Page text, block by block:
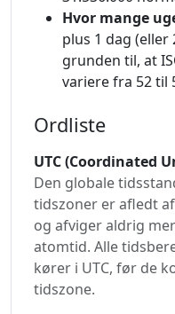
Hvor mange
plus 1 dag
grunden til, at
variere fra 52 til
Ordliste
UTC (Coordinated
Den globale
tidszoner er afledt
og afviger aldrig
atomtid. Alle
kører i UTC, før de
tidszone.